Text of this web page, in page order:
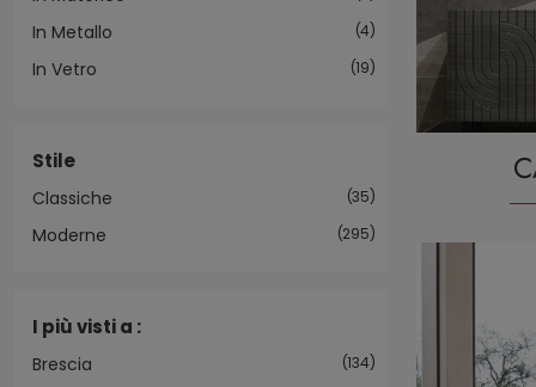
In Metallo 4
In Vetro 19
Stile
Classiche 35
Moderne 295
I più visti a :
Brescia 134